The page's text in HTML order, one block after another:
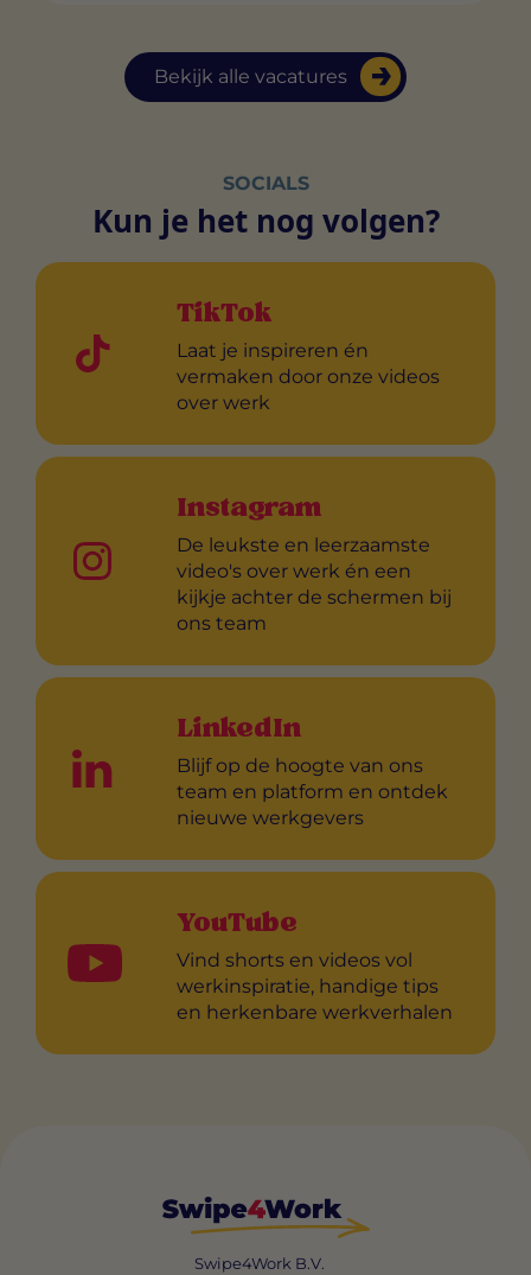
Bekijk alle vacatures
SOCIALS
Kun je het nog volgen?
TikTok
Laat je inspireren én
vermaken door onze videos
over werk
Instagram
De leukste en leerzaamste
video's over werk én een
kijkje achter de schermen bij
ons team
LinkedIn
Blijf op de hoogte van ons
team en platform en ontdek
nieuwe werkgevers
YouTube
Vind shorts en videos vol
werkinspiratie, handige tips
en herkenbare werkverhalen
Swipe4Work B.V.